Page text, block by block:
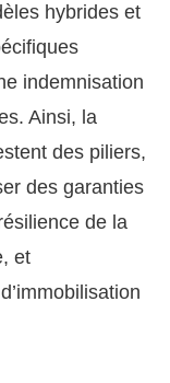
hybrides et
indemnisation
Ainsi, la
des piliers,
des garanties
de la
et